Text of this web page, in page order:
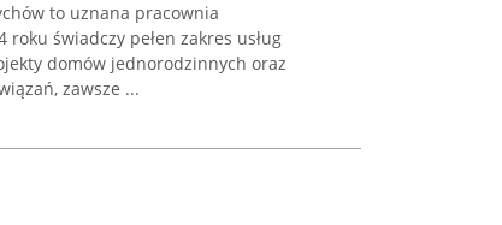
to uznana pracownia
świadczy pełen zakres usług
domów jednorodzinnych oraz
zawsze ...